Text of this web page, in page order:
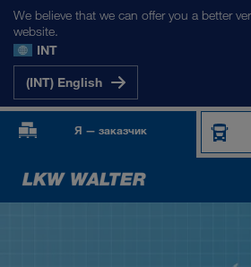
We believe that we can offer you a better
website.
INT
(INT) English
Я — заказчик